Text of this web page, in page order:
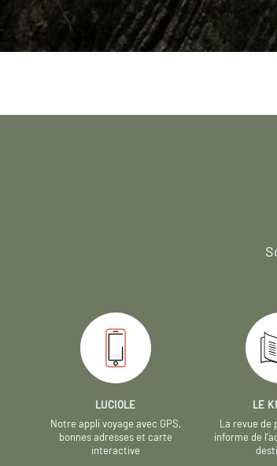
LUCIOLE
Notre appli voyage avec GPS,
bonnes adresses et carte
interactive
LE
La revue de
informe de